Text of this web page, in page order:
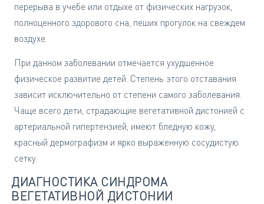
перерыва в учебе или отдыхе от физических нагрузок,
полноценного здорового сна, пеших прогулок на свеждем
воздухе.
При данном заболевании отмечается ухудшенное
физическое развитие детей. Степень этого отставания
зависит исключительно от степени самого заболевания.
Чаще всего дети, страдающие вегетативной дистонией с
артериальной гипертензией, имеют бледную кожу,
красный дермографизм и ярко выраженную сосудистую
сетку.
ДИАГНОСТИКА СИНДРОМА
ВЕГЕТАТИВНОЙ ДИСТОНИИ